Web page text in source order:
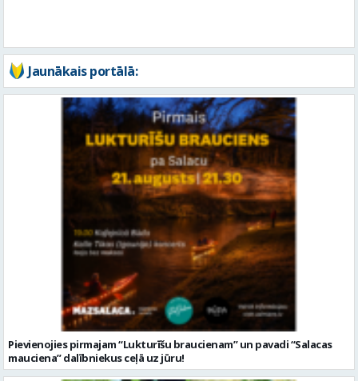
Jaunākais portālā:
Pievienojies pirmajam “Lukturīšu braucienam” un pavadi “Salacas
mauciena” dalībniekus ceļā uz jūru!